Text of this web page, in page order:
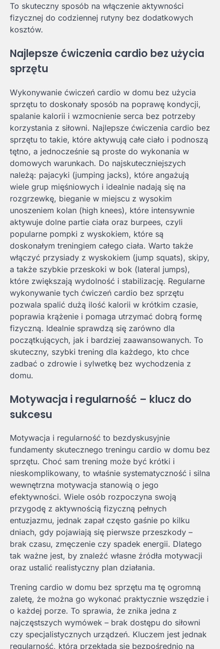
To skuteczny sposób na włączenie aktywności
fizycznej do codziennej rutyny bez dodatkowych
kosztów.
Najlepsze ćwiczenia cardio bez użycia
sprzętu
Wykonywanie ćwiczeń cardio w domu bez użycia
sprzętu to doskonały sposób na poprawę kondycji,
spalanie kalorii i wzmocnienie serca bez potrzeby
korzystania z siłowni. Najlepsze ćwiczenia cardio bez
sprzętu to takie, które aktywują całe ciało i podnoszą
tętno, a jednocześnie są proste do wykonania w
domowych warunkach. Do najskuteczniejszych
należą: pajacyki (jumping jacks), które angażują
wiele grup mięśniowych i idealnie nadają się na
rozgrzewkę, bieganie w miejscu z wysokim
unoszeniem kolan (high knees), które intensywnie
aktywuje dolne partie ciała oraz burpees, czyli
popularne pompki z wyskokiem, które są
doskonałym treningiem całego ciała. Warto także
włączyć przysiady z wyskokiem (jump squats), skipy,
a także szybkie przeskoki w bok (lateral jumps),
które zwiększają wydolność i stabilizację. Regularne
wykonywanie tych ćwiczeń cardio bez sprzętu
pozwala spalić dużą ilość kalorii w krótkim czasie,
poprawia krążenie i pomaga utrzymać dobrą formę
fizyczną. Idealnie sprawdzą się zarówno dla
początkujących, jak i bardziej zaawansowanych. To
skuteczny, szybki trening dla każdego, kto chce
zadbać o zdrowie i sylwetkę bez wychodzenia z
domu.
Motywacja i regularność – klucz do
sukcesu
Motywacja i regularność to bezdyskusyjnie
fundamenty skutecznego treningu cardio w domu bez
sprzętu. Choć sam trening może być krótki i
nieskomplikowany, to właśnie systematyczność i silna
wewnętrzna motywacja stanowią o jego
efektywności. Wiele osób rozpoczyna swoją
przygodę z aktywnością fizyczną pełnych
entuzjazmu, jednak zapał często gaśnie po kilku
dniach, gdy pojawiają się pierwsze przeszkody –
brak czasu, zmęczenie czy spadek energii. Dlatego
tak ważne jest, by znaleźć własne źródła motywacji
oraz ustalić realistyczny plan działania.
Trening cardio w domu bez sprzętu ma tę ogromną
zaletę, że można go wykonać praktycznie wszędzie i
o każdej porze. To sprawia, że znika jedna z
najczęstszych wymówek – brak dostępu do siłowni
czy specjalistycznych urządzeń. Kluczem jest jednak
regularność, która przekłada się bezpośrednio na